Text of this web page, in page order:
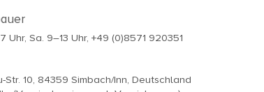
Uhr, Sa. 9–13 Uhr, +49 (0)8571 920351
Str. 10, 84359 Simbach/Inn, Deutschland